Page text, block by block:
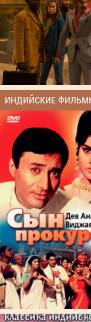
ИНДИЙСКИЕ